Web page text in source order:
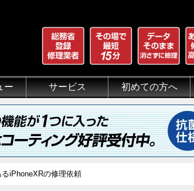
ー
修理
ー交換
タン修理
理
ー修理
失敗
ータ復旧
ー
ー
サービス
スマホコーティング G-PACK
iPhone買取
iFace
iRing
Qubii
出張修理（iWorker）
代行修理サービス（同業者様）
初めての方へ
当店の特徴
総務省登録修理業者
マンガでわかるモバイル
クリーニング
グループ全体の部品の
悪質な部品に注意
フロントパネルについ
有機ELパネル（OLED）
バッテリーについて
iPhoneXRの修理依頼